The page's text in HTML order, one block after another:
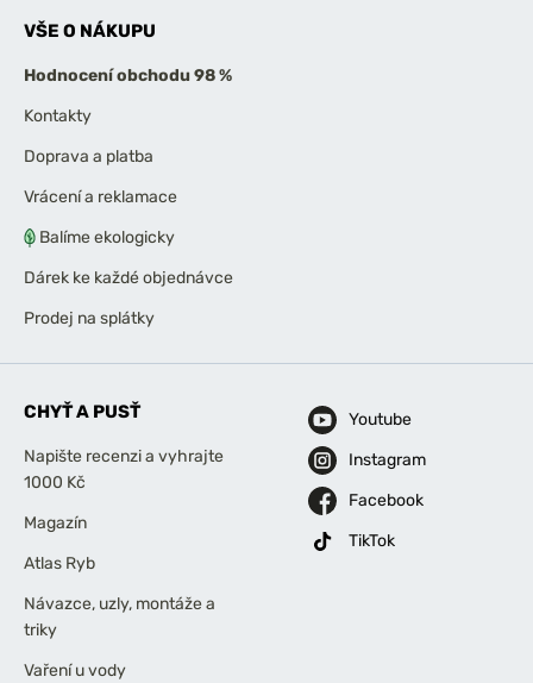
VŠE O NÁKUPU
Hodnocení obchodu 98 %
Kontakty
Doprava a platba
Vrácení a reklamace
Balíme ekologicky
Dárek ke každé objednávce
Prodej na splátky
CHYŤ A PUSŤ
Napište recenzi a vyhrajte
1000 Kč
Magazín
Atlas Ryb
Návazce, uzly, montáže a
triky
Vaření u vody
Youtube
Instagram
Facebook
TikTok